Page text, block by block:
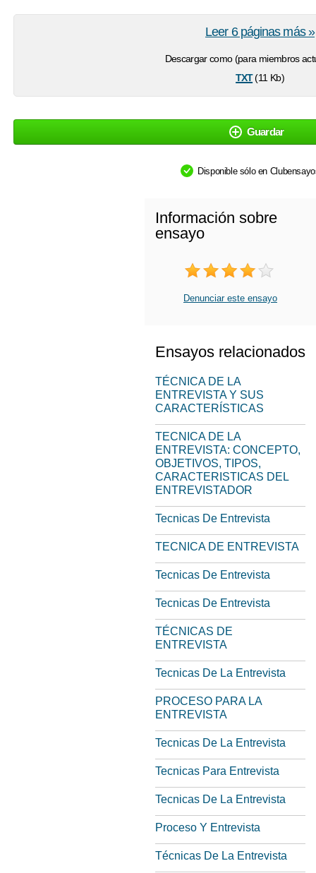
Descargar como (para miembros
txt(11 Kb)
Leer 6 páginas más »
Guardar
Disponible sólo en
Información sobre
ensayo
Denunciar este ensayo
Ensayos relacionados
TÉCNICA DE LA
ENTREVISTA Y SUS
CARACTERÍSTICAS
TECNICA DE LA
ENTREVISTA: CONCEPTO,
OBJETIVOS, TIPOS,
CARACTERISTICAS DEL
ENTREVISTADOR
Tecnicas De Entrevista
TECNICA DE ENTREVISTA
Tecnicas De Entrevista
Tecnicas De Entrevista
TÉCNICAS DE
ENTREVISTA
Tecnicas De La Entrevista
PROCESO PARA LA
ENTREVISTA
Tecnicas De La Entrevista
Tecnicas Para Entrevista
Tecnicas De La Entrevista
Proceso Y Entrevista
Técnicas De La Entrevista